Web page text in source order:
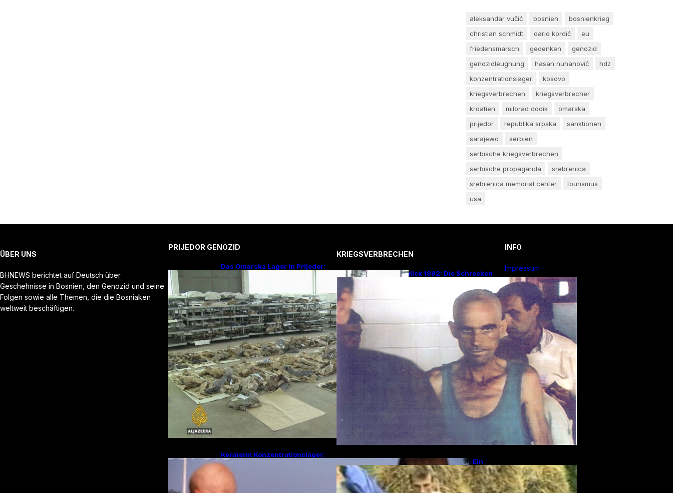
aleksandar vučić bosnien
bosnienkrieg
christian schmidt
dario kordić
eu
friedensmarsch
gedenken
genozid
genozidleugnung
hasan nuhanović
hdz
konzentrationslager
kosovo
kriegsverbrechen
kriegsverbrecher
kroatien
milorad dodik
omarska
prijedor
republika srpska
sanktionen
sarajewo
serbien
serbische kriegsverbrechen
serbische propaganda
srebrenica
srebrenica memorial center
tourismus
usa
ÜBER UNS
BHNEWS berichtet auf Deutsch über
Geschehnisse in Bosnien, den Genozid und seine
Folgen sowie alle Themen, die die Bosniaken
weltweit beschäftigen.
PRIJEDOR GENOZID
Das Omarska Lager in Prijedor:
Eine Todesfabrik ohne Krieg
Keraterm Konzentrationslager:
Ein düsteres Kapitel des
Bosnienkrieges und serbische
Kriegsverbrechen
KRIEGSVERBRECHEN
Rückblick 1992: Die Schrecken
Nächte des Schreckens: Ein
Überlebender erzählt von den
Julitagen 1995 in Srebrenica
INFO
Impressum
Privacy Policy
Kontakt